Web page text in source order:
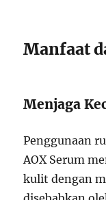
Manfaat
Menjaga
Penggunaan
AOX Serum
kulit dengan